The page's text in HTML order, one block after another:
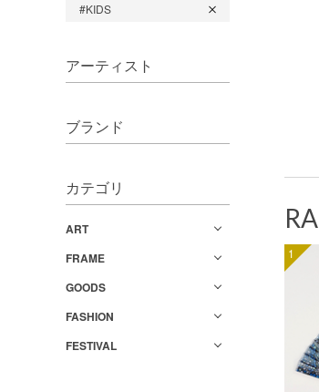
#KIDS
アーティスト
ブランド
カテゴリ
ART
FRAME
GOODS
FASHION
FESTIVAL
1